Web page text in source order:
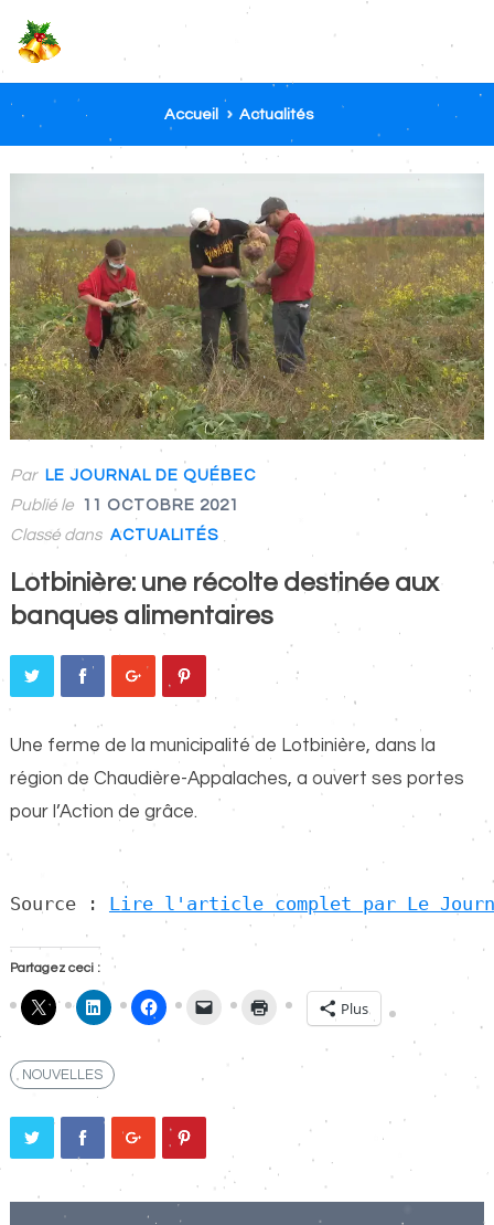
Accueil Actualités
Par LE JOURNAL DE QUÉBEC
Publié le 11 OCTOBRE 2021
Classé dans ACTUALITÉS
Lotbinière: une récolte destinée aux
banques alimentaires
Une ferme de la municipalité de Lotbinière, dans la
région de Chaudière-Appalaches, a ouvert ses portes
pour l’Action de grâce.
Source : Lire l'article complet par Le
Partagez ceci :
Plus
NOUVELLES